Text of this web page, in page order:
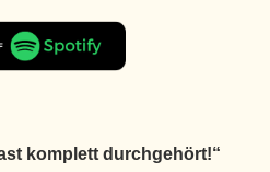
komplett durchgehört!“